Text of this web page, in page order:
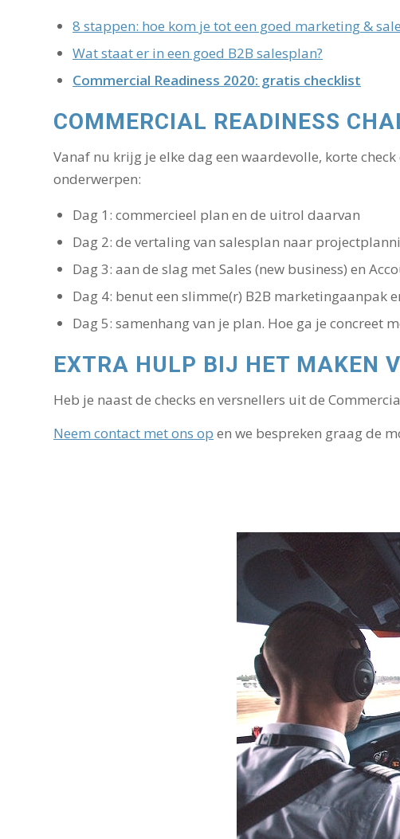
8 stappen: hoe kom je tot een goed marketing &
Wat staat er in een goed B2B salesplan?
Commercial Readiness 2020: gratis checklist
COMMERCIAL READINESS
Vanaf nu krijg je elke dag een waardevolle, korte
onderwerpen:
Dag 1: commercieel plan en de uitrol daarvan
Dag 2: de vertaling van salesplan naar
Dag 3: aan de slag met Sales (new business) en
Dag 4: benut een slimme(r) B2B marketingaanpak
Dag 5: samenhang van je plan. Hoe ga je concreet
EXTRA HULP BIJ HET MAKEN
Heb je naast de checks en versnellers uit de
Neem contact met ons op en we bespreken graag de